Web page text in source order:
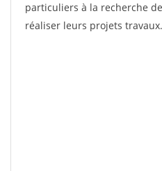
particuliers à la recherche
réaliser leurs projets travaux.